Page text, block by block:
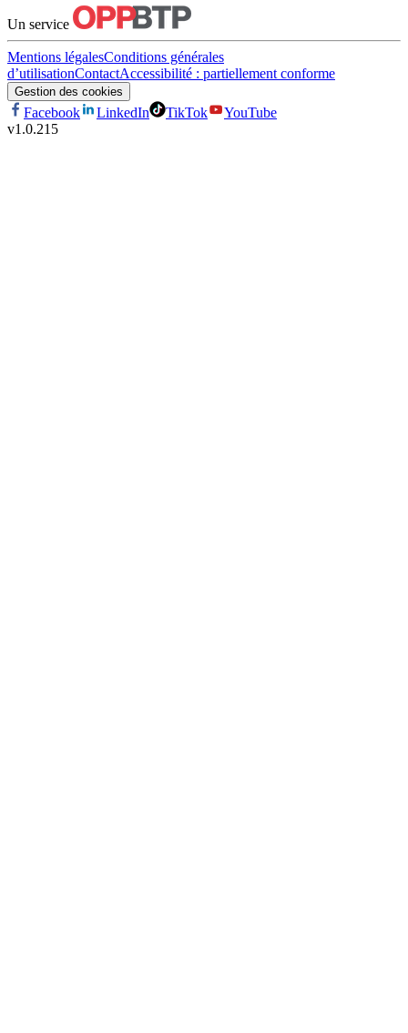
Un service
Mentions légalesConditions générales
d’utilisationContactAccessibilité : partiellement conforme
Gestion des cookies
Facebook LinkedIn TikTok
YouTube
v1.0.215